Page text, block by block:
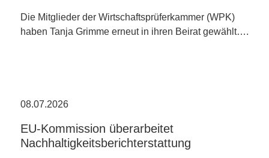
Die Mitglieder der Wirtschaftsprüferkammer (WPK)
haben Tanja Grimme erneut in ihren Beirat gewählt….
08.07.2026
EU-Kommission überarbeitet
Nachhaltigkeitsberichterstattung